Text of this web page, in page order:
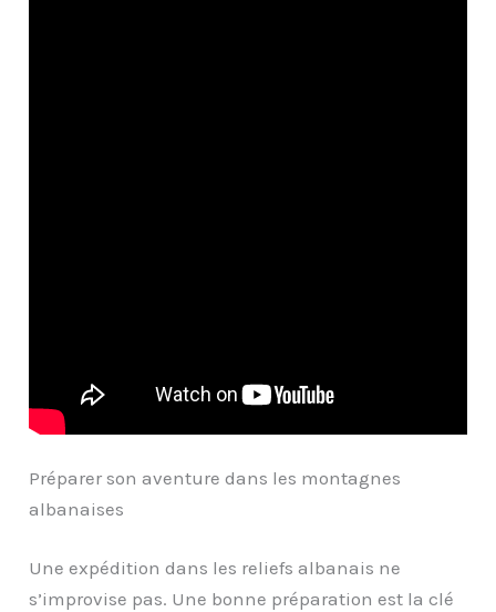
Préparer son aventure dans les montagnes
albanaises
Une expédition dans les reliefs albanais ne
s’improvise pas. Une bonne préparation est la clé